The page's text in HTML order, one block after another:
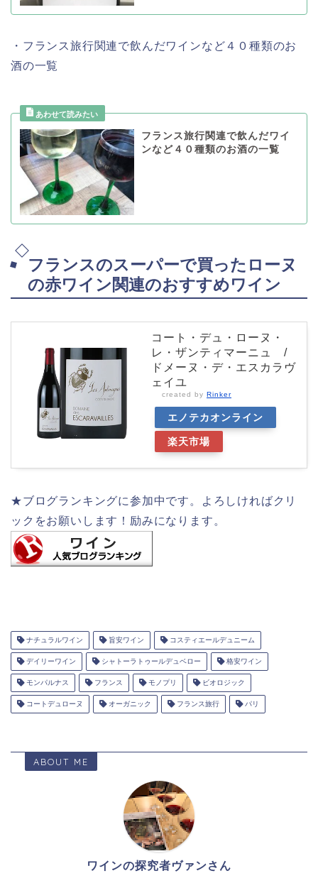
・フランス旅行関連で飲んだワインなど４０種類のお
酒の一覧
フランス旅行関連で飲んだワイ
ンなど４０種類のお酒の一覧
フランスのスーパーで買ったローヌ
の赤ワイン関連のおすすめワイン
コート・デュ・ローヌ・
レ・ザンティマーニュ /
ドメーヌ・デ・エスカラヴ
ェイユ
created by Rinker
エノテカオンライン
楽天市場
★ブログランキングに参加中です。よろしければクリ
ックをお願いします！励みになります。
ナチュラルワイン 旨安ワイン コスティエールデュニーム
デイリーワイン シャトーラトゥールデュベロー 格安ワイン
モンパルナス フランス モノプリ ビオロジック
コートデュローヌ オーガニック フランス旅行 パリ
ABOUT ME
ワインの探究者ヴァンさん